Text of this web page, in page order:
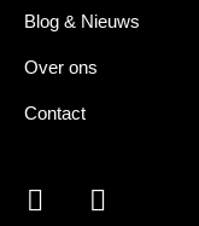
Blog & Nieuws
Over ons
Contact